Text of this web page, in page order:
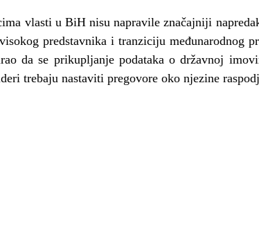
vlasti u BiH nisu napravile značajniji
predstavnika i tranziciju međunarodnog
da se prikupljanje podataka o državnoj
trebaju nastaviti pregovore oko njezine